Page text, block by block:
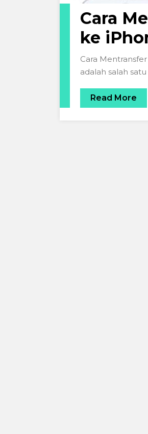
Cara
ke
Cara
adalah salah
Read More